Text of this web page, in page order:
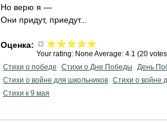
Но верю я —
Они придут, приедут...
Оценка:
Your rating: None Average: 4.1 (20
Стихи о победе
Стихи о Дне Победы День
Стихи о войне для школьников Стихи о войне
Стихи к 9 мая